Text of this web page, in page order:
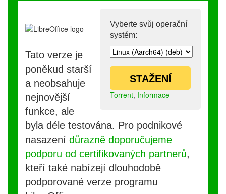
Vyberte svůj operační
systém:
STAŽENÍ
Torrent, Informace
Tato verze je
poněkud starší
a neobsahuje
nejnovější
funkce, ale
byla déle testována. Pro podnikové
nasazení důrazně doporučujeme
podporu od certifikovaných partnerů,
kteří také nabízejí dlouhodobě
podporované verze programu